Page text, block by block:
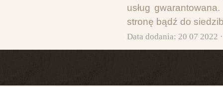
usług
stronę bądź do
Data dodania: 20 07 2022